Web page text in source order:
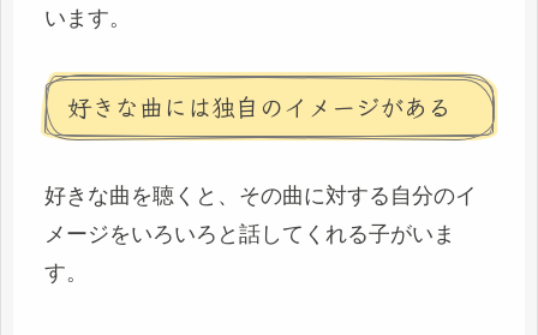
います。
好きな曲には独自のイメージがある
好きな曲を聴くと、その曲に対する自分のイ
メージをいろいろと話してくれる子がいま
す。